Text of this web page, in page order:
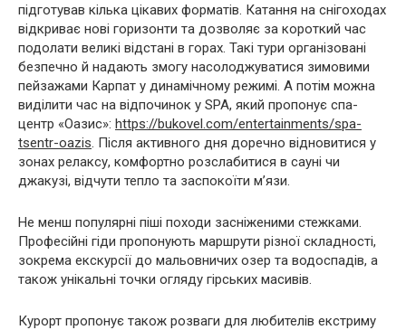
підготував кілька цікавих форматів. Катання на снігоходах
відкриває нові горизонти та дозволяє за короткий час
подолати великі відстані в горах. Такі тури організовані
безпечно й надають змогу насолоджуватися зимовими
пейзажами Карпат у динамічному режимі. А потім можна
виділити час на відпочинок у SPA, який пропонує спа-
центр «Оазис»: https://bukovel.com/entertainments/spa-
tsentr-oazis. Після активного дня доречно відновитися у
зонах релаксу, комфортно розслабитися в сауні чи
джакузі, відчути тепло та заспокоїти м’язи.
Не менш популярні піші походи засніженими стежками.
Професійні гіди пропонують маршрути різної складності,
зокрема екскурсії до мальовничих озер та водоспадів, а
також унікальні точки огляду гірських масивів.
Курорт пропонує також розваги для любителів екстриму